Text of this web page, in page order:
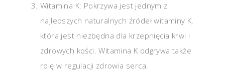
Witamina K: Pokrzywa jest jednym z
najlepszych naturalnych źródeł witaminy K,
która jest niezbędna dla krzepnięcia krwi i
zdrowych kości. Witamina K odgrywa także
rolę w regulacji zdrowia serca.